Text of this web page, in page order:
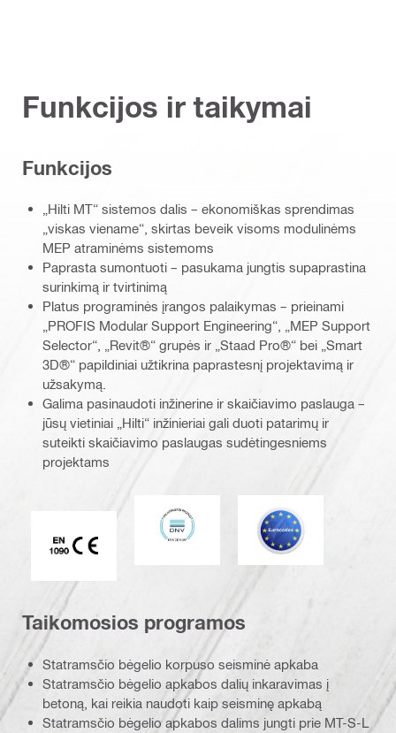
Funkcijos ir taikymai
Funkcijos
„Hilti MT“ sistemos dalis – ekonomiškas sprendimas
„viskas viename“, skirtas beveik visoms modulinėms
MEP atraminėms sistemoms
Paprasta sumontuoti – pasukama jungtis supaprastina
surinkimą ir tvirtinimą
Platus programinės įrangos palaikymas – prieinami
„PROFIS Modular Support Engineering“, „MEP Support
Selector“, „Revit®“ grupės ir „Staad Pro®“ bei „Smart
3D®“ papildiniai užtikrina paprastesnį projektavimą ir
užsakymą.
Galima pasinaudoti inžinerine ir skaičiavimo paslauga –
jūsų vietiniai „Hilti“ inžinieriai gali duoti patarimų ir
suteikti skaičiavimo paslaugas sudėtingesniems
projektams
CE EN 1090 ženklas
DNV Eurokodas
Taikomosios programos
Statramsčio bėgelio korpuso seisminė apkaba
Statramsčio bėgelio apkabos dalių inkaravimas į
betoną, kai reikia naudoti kaip seisminę apkabą
Statramsčio bėgelio apkabos dalims jungti prie MT-S-L